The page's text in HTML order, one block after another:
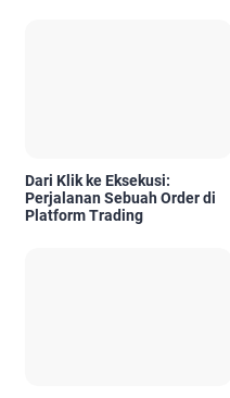
Dari Klik ke Eksekusi:
Perjalanan Sebuah Order di
Platform Trading